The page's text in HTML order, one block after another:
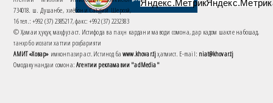
734018. ш. Душанбе, хиёбони Саъдии Шерозӣ,
16 тел.: +992 (37) 2385217, факс: +992 (37) 2232383
© Ҳамаи ҳуқуқ маҳфуз аст. Истифода ва паҳн кардани маводи сомона, дар кадом шакле набошад,
танҳо бо иҷозати хаттии роҳбарияти
АМИТ «Ховар» имконпазир аст. Истинод баwww.khovar.tjҳатмист. E-mail: niat@khovar.tj
Омодакунандаи сомона:Агентии рекламавии "adMedia"